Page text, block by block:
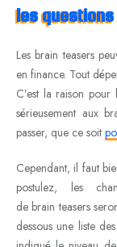
les questions
Les brain teasers
en finance. Tout
C’est la raison
sérieusement aux
passer, que ce soit
Cependant, il faut
postulez, les
de brain teasers
dessous une liste